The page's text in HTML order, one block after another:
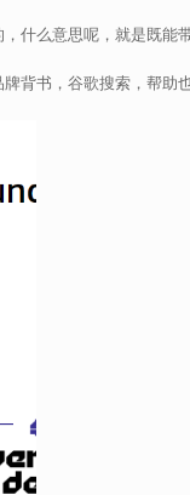
什么意思呢，就是既能
背书，谷歌搜索，帮助